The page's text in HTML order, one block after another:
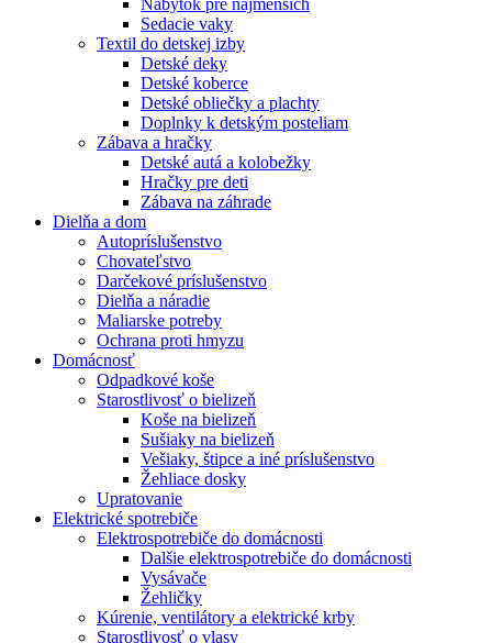
Sedacie vaky
Textil do detskej izby
Detské deky
Detské koberce
Detské obliečky a plachty
Doplnky k detským posteliam
Zábava a hračky
Detské autá a kolobežky
Hračky pre deti
Zábava na záhrade
Dielňa a dom
Autopríslušenstvo
Chovateľstvo
Darčekové príslušenstvo
Dielňa a náradie
Maliarske potreby
Ochrana proti hmyzu
Domácnosť
Odpadkové koše
Starostlivosť o bielizeň
Koše na bielizeň
Sušiaky na bielizeň
Vešiaky, štipce a iné príslušenstvo
Žehliace dosky
Upratovanie
Elektrické spotrebiče
Elektrospotrebiče do domácnosti
Dalšie elektrospotrebiče do domácnosti
Vysávače
Žehličky
Kúrenie, ventilátory a elektrické krby
Starostlivosť o vlasy